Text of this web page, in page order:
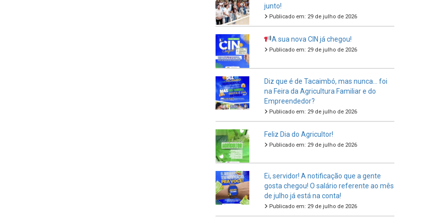
junto!
Publicado em: 29 de julho de 2026
A sua nova CIN já chegou!
Publicado em: 29 de julho de 2026
Diz que é de Tacaimbó, mas nunca… foi
na Feira da Agricultura Familiar e do
Empreendedor?
Publicado em: 29 de julho de 2026
Feliz Dia do Agricultor!
Publicado em: 29 de julho de 2026
Ei, servidor! A notificação que a gente
gosta chegou! O salário referente ao mês
de julho já está na conta!
Publicado em: 29 de julho de 2026